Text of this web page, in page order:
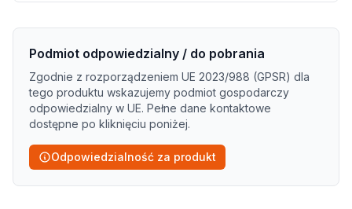
Podmiot odpowiedzialny / do pobrania
Zgodnie z rozporządzeniem UE 2023/988 (GPSR) dla
tego produktu wskazujemy podmiot gospodarczy
odpowiedzialny w UE. Pełne dane kontaktowe
dostępne po kliknięciu poniżej.
Odpowiedzialność za produkt